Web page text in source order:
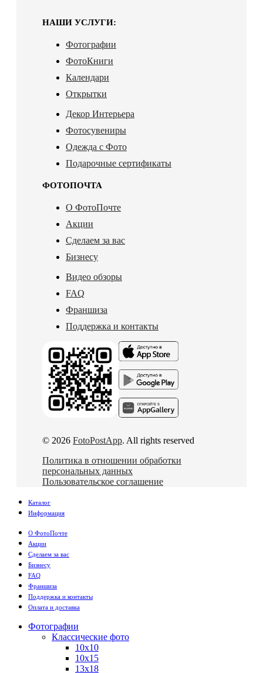
НАШИ УСЛУГИ:
Фотографии
ФотоКниги
Календари
Открытки
Декор Интерьера
Фотосувениры
Одежда с Фото
Подарочные сертификаты
ФОТОПОЧТА
О ФотоПочте
Акции
Сделаем за вас
Бизнесу
Видео обзоры
FAQ
Франшиза
Поддержка и контакты
© 2026 FotoPostApp. All rights reserved
Политика в отношении обработки
персональных данных
Пользовательское соглашение
Каталог
Информация
О ФотоПочте
Акции
Сделаем за вас
Бизнесу
FAQ
Франшиза
Поддержка и контакты
Оплата и доставка
Фотографии
Классические фото
10х10
10х15
13х18